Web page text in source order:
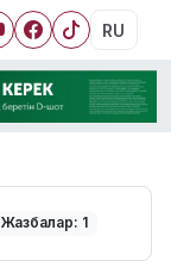
RU
Жазбалар: 1